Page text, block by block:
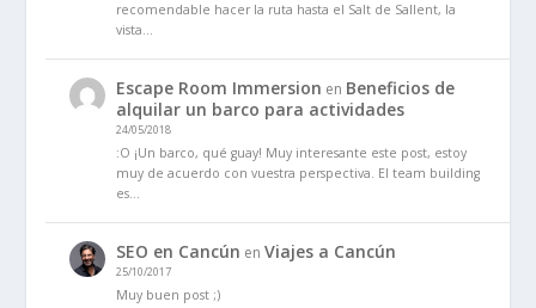
recomendable hacer la ruta hasta el Salt de Sallent, la
vista…
Escape Room Immersion en Beneficios de
alquilar un barco para actividades
24/05/2018
:O ¡Un barco, qué guay! Muy interesante este post, estoy
muy de acuerdo con vuestra perspectiva. El team building
es…
SEO en Cancún enViajes a Cancún
25/10/2017
Muy buen post ;)